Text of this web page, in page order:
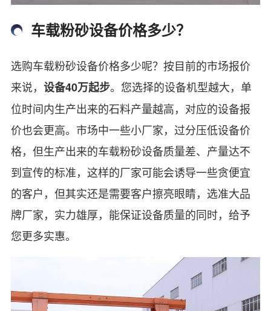
车载粉砂设备价格多少？
选购车载粉砂设备价格多少呢？按目前的市场报价
来说， 设备40万起步。您选择的设备机型越大，单
位时间内生产出来的石料产量越高，对应的设备报
价也会更高。市场中一些小厂家，过分压低设备价
格，但生产出来的车载粉砂设备质量差、产量达不
到宣传的标准，这样的厂家可能会诱导一些贪便宜
的客户，但其实还是需要客户擦亮眼睛，选准大品
牌厂家，实力雄厚，能保证设备质量的同时，给予
您更多实惠。